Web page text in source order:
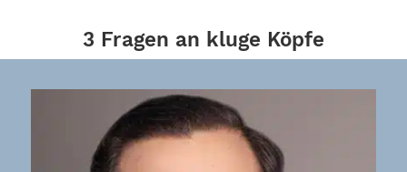
3 Fragen an kluge Köpfe